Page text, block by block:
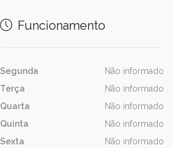
Funcionamento
Segunda
Não informado
Terça
Não informado
Quarta
Não informado
Quinta
Não informado
Sexta
Não informado